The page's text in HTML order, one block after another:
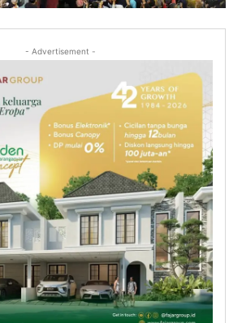
- Advertisement -